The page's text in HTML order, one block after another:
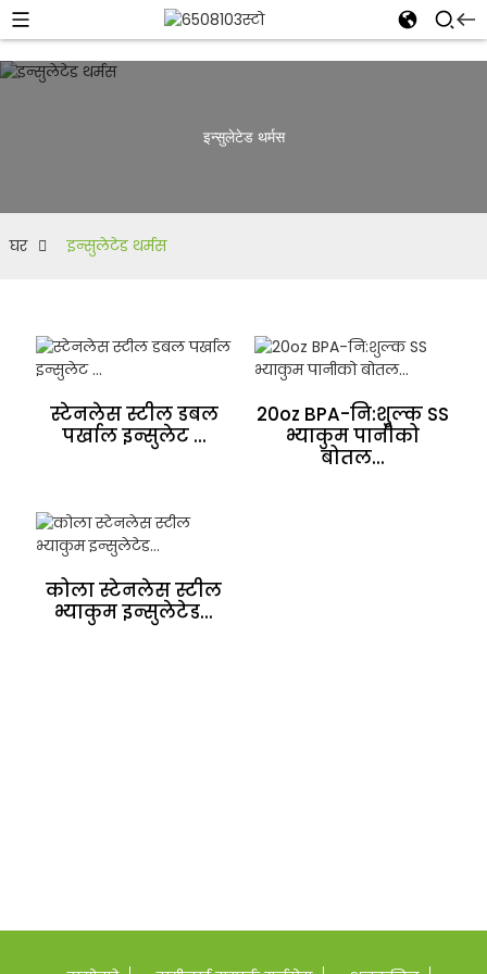
इन्सुलेटेड थर्मस
घर इन्सुलेटेड थर्मस
स्टेनलेस स्टील डबल
पर्खाल इन्सुलेट ...
20oz BPA-नि:शुल्क SS
भ्याकुम पानीको
बोतल...
कोला स्टेनलेस स्टील
भ्याकुम इन्सुलेटेड...